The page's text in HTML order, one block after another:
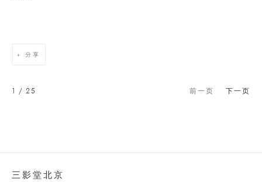
分享
前一页 下一页
1 / 25
三影堂北京